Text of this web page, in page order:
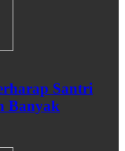
Santri
Banyak